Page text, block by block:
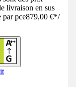
livraison en sus
par pce879,00 €*/